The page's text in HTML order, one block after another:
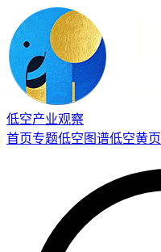
低空产业观察
首页专题低空图谱低空黄页